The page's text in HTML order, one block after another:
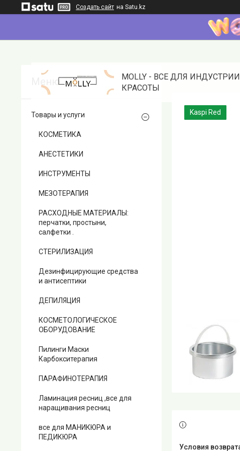
Создать сайт на Satu.kz
MOLLY - ВСЕ ДЛЯ ИНДУСТРИИ
КРАСОТЫ
Kaspi Red
Товары и услуги
КОСМЕТИКА
АНЕСТЕТИКИ
ИНСТРУМЕНТЫ
МЕЗОТЕРАПИЯ
РАСХОДНЫЕ МАТЕРИАЛЫ:
перчатки, простыни,
салфетки .
СТЕРИЛИЗАЦИЯ
Дезинфицирующие средства
и антисептики
ДЕПИЛЯЦИЯ
КОСМЕТОЛОГИЧЕСКОЕ
ОБОРУДОВАНИЕ
Пилинги Маски
Карбокситерапия
ПАРАФИНОТЕРАПИЯ
Ламинация ресниц ,все для
наращивания ресниц
все для МАНИКЮРА и
ПЕДИКЮРА